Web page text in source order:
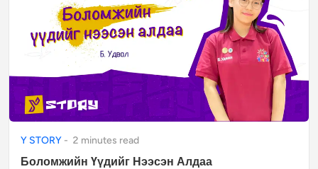
Y STORY - 2 minutes read
Боломжийн Үүдийг Нээсэн Алдаа